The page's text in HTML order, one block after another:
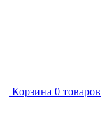
Корзина 0 товаров